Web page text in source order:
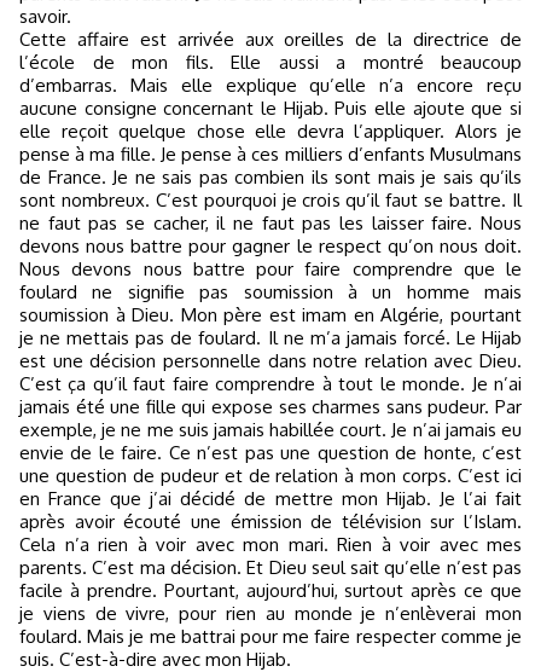
savoir.
Cette affaire est arrivée aux oreilles de la directrice de
l’école de mon fils. Elle aussi a montré beaucoup
d’embarras. Mais elle explique qu’elle n’a encore reçu
aucune consigne concernant le Hijab. Puis elle ajoute que si
elle reçoit quelque chose elle devra l’appliquer. Alors je
pense à ma fille. Je pense à ces milliers d’enfants Musulmans
de France. Je ne sais pas combien ils sont mais je sais qu’ils
sont nombreux. C’est pourquoi je crois qu’il faut se battre. Il
ne faut pas se cacher, il ne faut pas les laisser faire. Nous
devons nous battre pour gagner le respect qu’on nous doit.
Nous devons nous battre pour faire comprendre que le
foulard ne signifie pas soumission à un homme mais
soumission à Dieu. Mon père est imam en Algérie, pourtant
je ne mettais pas de foulard. Il ne m’a jamais forcé. Le Hijab
est une décision personnelle dans notre relation avec Dieu.
C’est ça qu’il faut faire comprendre à tout le monde. Je n’ai
jamais été une fille qui expose ses charmes sans pudeur. Par
exemple, je ne me suis jamais habillée court. Je n’ai jamais eu
envie de le faire. Ce n’est pas une question de honte, c’est
une question de pudeur et de relation à mon corps. C’est ici
en France que j’ai décidé de mettre mon Hijab. Je l’ai fait
après avoir écouté une émission de télévision sur l’Islam.
Cela n’a rien à voir avec mon mari. Rien à voir avec mes
parents. C’est ma décision. Et Dieu seul sait qu’elle n’est pas
facile à prendre. Pourtant, aujourd’hui, surtout après ce que
je viens de vivre, pour rien au monde je n’enlèverai mon
foulard. Mais je me battrai pour me faire respecter comme je
suis. C’est-à-dire avec mon Hijab.